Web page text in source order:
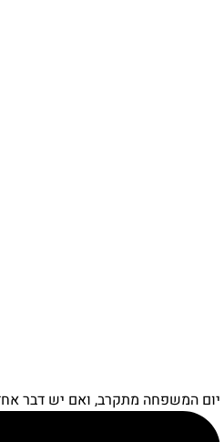
יום המשפחה מתקרב, ואם יש דבר